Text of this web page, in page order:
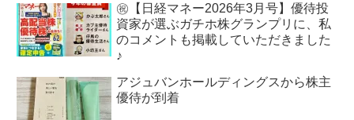
㊗【日経マネー2026年3月号】優待投
資家が選ぶガチホ株グランプリに、私
のコメントも掲載していただきました
♪
アジュバンホールディングスから株主
優待が到着